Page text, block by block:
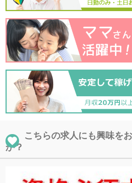
こちらの求人にも興味を
か？